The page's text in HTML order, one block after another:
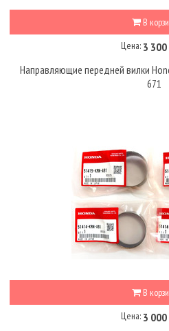
В
Цена: 3 300
Направляющие передней вилки
671
В
Цена: 3 000